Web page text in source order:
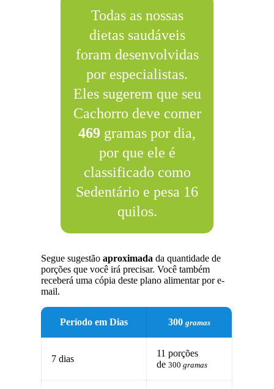
Todas as nossas
dietas saudáveis
foram desenvolvidas
por especialistas.
Eles sugerem que seu
Cachorro deve comer
469 gramas por dia,
por que ele é
classificado como
Sedentário e pesa 16
quilos.
Segue sugestãoaproximada da quantidade de
porções que você irá precisar. Você também
receberá uma cópia deste plano alimentar por e-
mail.
Período em Dias 300gramas
7 dias
11 porções
de300gramas